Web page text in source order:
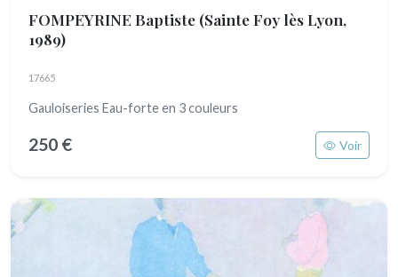
FOMPEYRINE Baptiste (Sainte Foy lès Lyon,
1989)
17665
Gauloiseries Eau-forte en 3 couleurs
250 € Voir